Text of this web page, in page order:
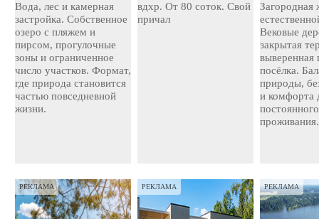
Вода, лес и камерная
застройка. Собственное
озеро с пляжем и
пирсом, прогулочные
зоны и ограниченное
число участков. Формат,
где природа становится
частью повседневной
жизни.
вдхр. От 80 соток. Свой
причал
Загородная
Вековые
закрытая
выверенная
посёлка.
природы,
и комфорта
постоянного
проживания.
РЕКЛАМА РЕКЛАМА РЕКЛАМА